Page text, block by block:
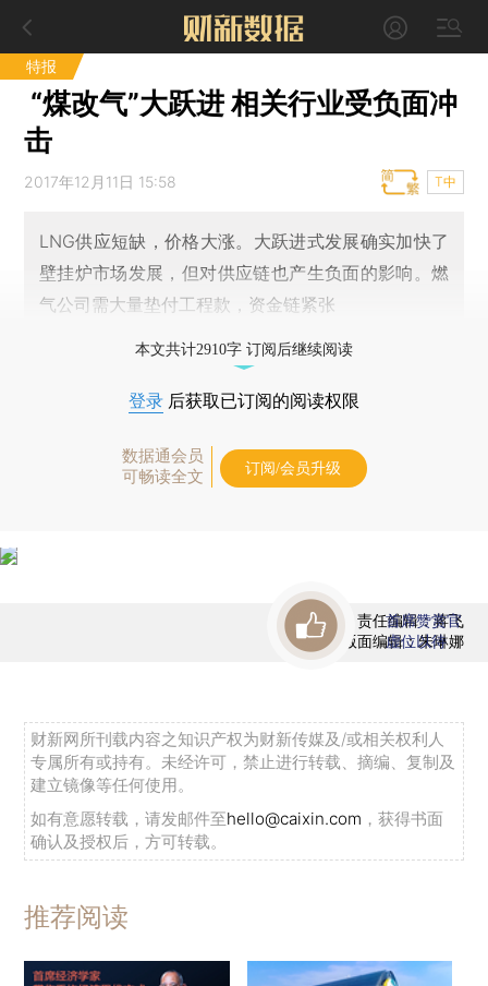
特报
“煤改气”大跃进 相关行业受负面冲
击
2017年12月11日 15:58 T中
LNG供应短缺，价格大涨。大跃进式发展确实加快了
壁挂炉市场发展，但对供应链也产生负面的影响。燃
气公司需大量垫付工程款，资金链紧张
本文共计2910字 订阅后继续阅读
登录 后获取已订阅的阅读权限
数据通会员
可畅读全文
订阅/会员升级
责任编辑：蒋飞
版面编辑：朱琳娜
首席赞赏官
虚位以待
财新网所刊载内容之知识产权为财新传媒及/或相关权利人
专属所有或持有。未经许可，禁止进行转载、摘编、复制及
建立镜像等任何使用。
如有意愿转载，请发邮件至hello@caixin.com ，获得书面
确认及授权后，方可转载。
推荐阅读